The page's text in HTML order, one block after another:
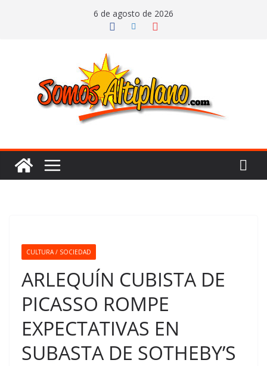
6 de agosto de 2026
CULTURA / SOCIEDAD
ARLEQUÍN CUBISTA DE
PICASSO ROMPE
EXPECTATIVAS EN
SUBASTA DE SOTHEBY’S